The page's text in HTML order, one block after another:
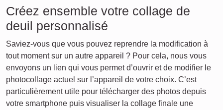
Créez ensemble votre collage de
deuil personnalisé
Saviez-vous que vous pouvez reprendre la modification à
tout moment sur un autre appareil ? Pour cela, nous vous
envoyons un lien qui vous permet d’ouvrir et de modifier le
photocollage actuel sur l’appareil de votre choix. C’est
particulièrement utile pour télécharger des photos depuis
votre smartphone puis visualiser la collage finale une